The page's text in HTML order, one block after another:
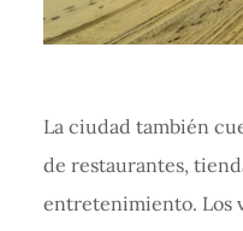
La ciudad también
de restaurantes,
entretenimiento. Los